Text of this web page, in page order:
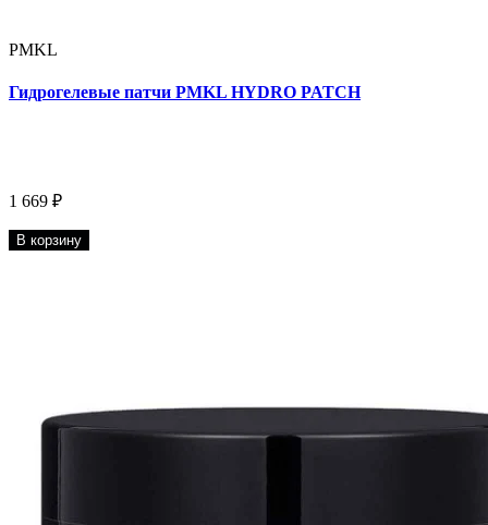
PMKL
Гидрогелевые патчи PMKL HYDRO PATCH
1 669 ₽
В корзину